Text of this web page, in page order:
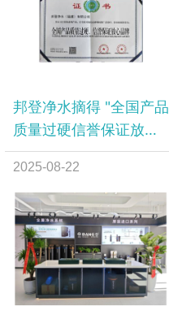
邦登净水摘得 "全国产品
质量过硬信誉保证放心
品牌" 桂冠 以硬核实力
领跑行业
2025-08-22